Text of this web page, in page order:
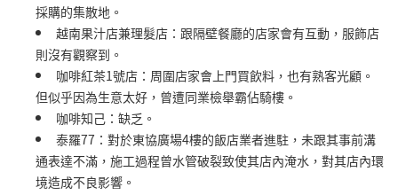
採購的集散地。
越南果汁店兼理髮店：跟隔壁餐廳的店家會有互動，服飾店
則沒有觀察到。
咖啡紅茶1號店：周圍店家會上門買飲料，也有熟客光顧。
但似乎因為生意太好，曾遭同業檢舉霸佔騎樓。
咖啡知己：缺乏。
泰羅77：對於東協廣場4樓的飯店業者進駐，未跟其事前溝
通表達不滿，施工過程曾水管破裂致使其店內淹水，對其店內環
境造成不良影響。